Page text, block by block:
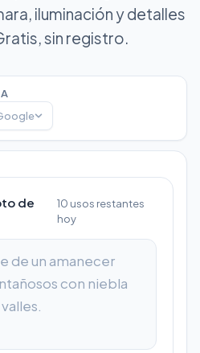
iluminación y detalles
sin registro.
de
10 usos restantes
hoy